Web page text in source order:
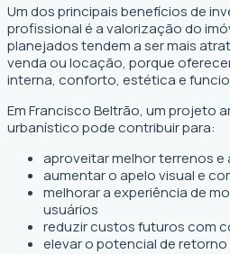
Um dos principais benefícios de
profissional é a valorização do
planejados tendem a ser mais
venda ou locação, porque
interna, conforto, estética e
Em Francisco Beltrão, um projeto
urbanístico pode contribuir para:
aproveitar melhor terrenos e
aumentar o apelo visual e
melhorar a experiência de
usuários
reduzir custos futuros com
elevar o potencial de